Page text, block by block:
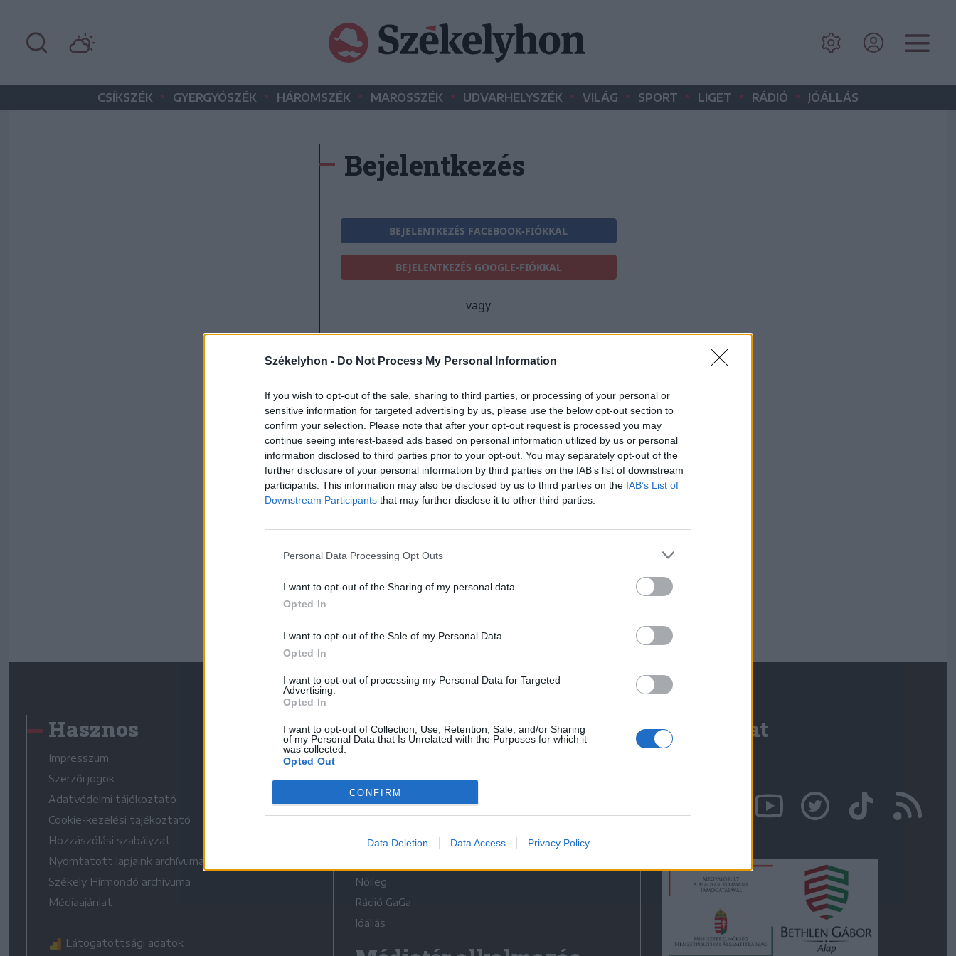
Székelyhon - Do Not Process My Personal Information
If you wish to opt-out of the sale, sharing to third parties, or processing of your personal or
sensitive information for targeted advertising by us, please use the below opt-out section to
confirm your selection. Please note that after your opt-out request is processed you may
continue seeing interest-based ads based on personal information utilized by us or personal
information disclosed to third parties prior to your opt-out. You may separately opt-out of the
further disclosure of your personal information by third parties on the IAB’s list of downstream
participants. This information may also be disclosed by us to third parties on the IAB’s List of
Downstream Participants that may further disclose it to other third parties.
Personal Data Processing Opt Outs
I want to opt-out of the Sharing of my personal data.
Opted In
I want to opt-out of the Sale of my Personal Data.
Opted In
I want to opt-out of processing my Personal Data for Targeted
Advertising.
Opted In
I want to opt-out of Collection, Use, Retention, Sale, and/or Sharing
of my Personal Data that Is Unrelated with the Purposes for which it
was collected.
Opted Out
CONFIRM
Data Deletion Data Access Privacy Policy
CSÍKSZÉK • GYERGYÓSZÉK • HÁROMSZÉK • MAROSSZÉK • UDVARHELYSZÉK • VILÁG • SPORT • LIGET • RÁDIÓ • JÓÁLLÁS
Bejelentkezés
BEJELENTKEZÉS FACEBOOK-FIÓKKAL
BEJELENTKEZÉS GOOGLE-FIÓKKAL
vagy
E-mail-cím
Jelszó
Elfelejtette a jelszavát?
BEJELENTKEZÉS
Hasznos
Impresszum
Szerzői jogok
Adatvédelmi tájékoztató
Cookie-kezelési tájékoztató
Hozzászólási szabályzat
Nyomtatott lapjaink archívuma
Székely Hírmondó archívuma
Médiaajánlat
Látogatottsági adatok
Médiatér
Liget
Krónika
Bihari Napló
Erdélyi Napló
Nőileg
Rádió GaGa
Jóállás
Kapcsolat